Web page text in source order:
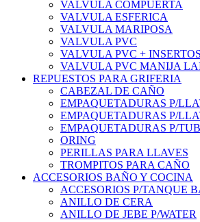
VALVULA COMPUERTA
VALVULA ESFERICA
VALVULA MARIPOSA
VALVULA PVC
VALVULA PVC + INSERTOS
VALVULA PVC MANIJA
REPUESTOS PARA GRIFERIA
CABEZAL DE CAÑO
EMPAQUETADURAS P/
EMPAQUETADURAS P/
EMPAQUETADURAS P/
ORING
PERILLAS PARA LLAVES
TROMPITOS PARA CAÑO
ACCESORIOS BAÑO Y COCINA
ACCESORIOS P/TANQUE
ANILLO DE CERA
ANILLO DE JEBE P/WATER